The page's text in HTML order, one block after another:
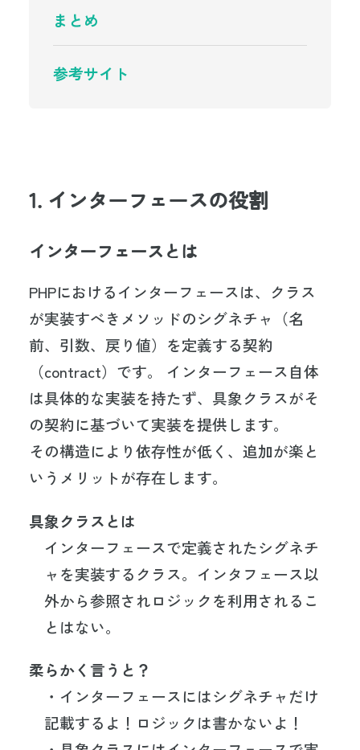
まとめ
参考サイト
1. インターフェースの役割
インターフェースとは
PHPにおけるインターフェースは、クラス
が実装すべきメソッドのシグネチャ（名
前、引数、戻り値）を定義する契約
（contract）です。 インターフェース自体
は具体的な実装を持たず、具象クラスがそ
の契約に基づいて実装を提供します。
その構造により依存性が低く、追加が楽と
いうメリットが存在します。
具象クラスとは
インターフェースで定義されたシグネチ
ャを実装するクラス。インタフェース以
外から参照されロジックを利用されるこ
とはない。
柔らかく言うと？
・インターフェースにはシグネチャだけ
記載するよ！ロジックは書かないよ！